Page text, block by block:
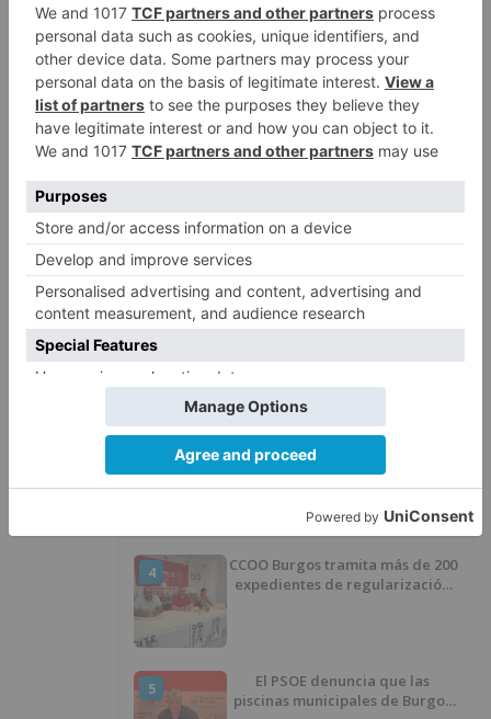
rosa compromete relizar
cooperación
LO + VISTO
1
Barrio (PSOE) denuncia que la
apertura del Castillo responde a
“una foto” y no a la culminación
del proyecto
2
El poblado de El Encuentro de
Un libro rescata la historia y
memoria del pueblo burgalés de
Huérmeces
4
CCOO Burgos tramita más de 200
expedientes de regularización
5
El PSOE denuncia que las
piscinas municipales de Burgos